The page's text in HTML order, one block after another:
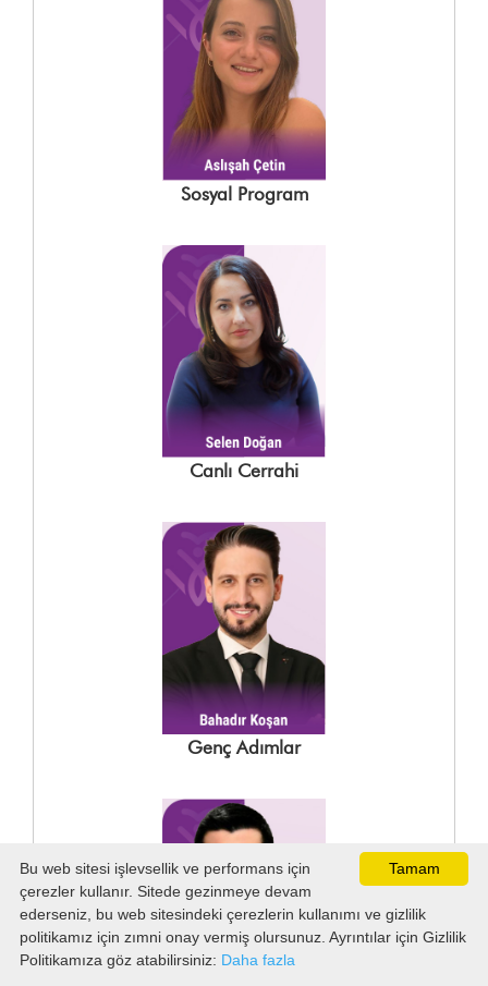
Sosyal Program
Canlı Cerrahi
Genç Adımlar
Tamam
Bu web sitesi işlevsellik ve performans için
çerezler kullanır. Sitede gezinmeye devam
ederseniz, bu web sitesindeki çerezlerin kullanımı ve gizlilik
politikamız için zımni onay vermiş olursunuz. Ayrıntılar için Gizlilik
Politikamıza göz atabilirsiniz: Daha fazla